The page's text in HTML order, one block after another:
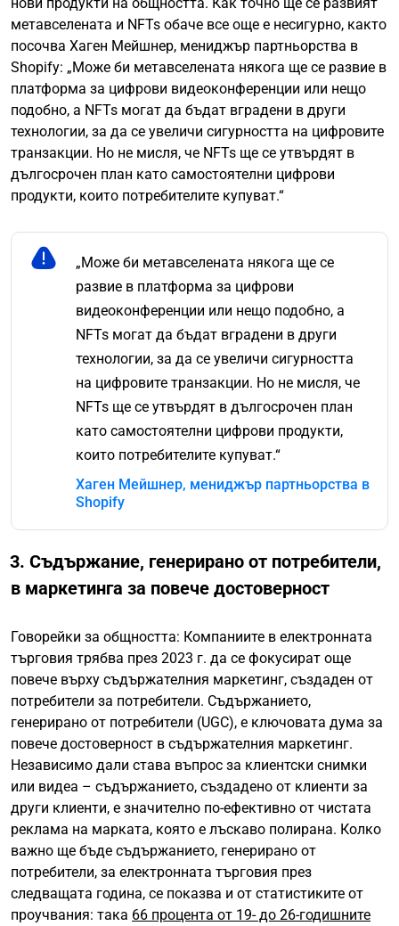
метавселената и NFTs обаче все още е несигурно, както
посочва Хаген Мейшнер, мениджър партньорства в
Shopify: „Може би метавселената някога ще се развие в
платформа за цифрови видеоконференции или нещо
подобно, а NFTs могат да бъдат вградени в други
технологии, за да се увеличи сигурността на цифровите
транзакции. Но не мисля, че NFTs ще се утвърдят в
дългосрочен план като самостоятелни цифрови
продукти, които потребителите купуват.“
„Може би метавселената някога ще се
развие в платформа за цифрови
видеоконференции или нещо подобно, а
NFTs могат да бъдат вградени в други
технологии, за да се увеличи сигурността
на цифровите транзакции. Но не мисля, че
NFTs ще се утвърдят в дългосрочен план
като самостоятелни цифрови продукти,
които потребителите купуват.“
Хаген Мейшнер, мениджър партньорства в
Shopify
3. Съдържание, генерирано от потребители,
в маркетинга за повече достоверност
Говорейки за общността: Компаниите в електронната
търговия трябва през 2023 г. да се фокусират още
повече върху съдържателния маркетинг, създаден от
потребители за потребители. Съдържанието,
генерирано от потребители (UGC), е ключовата дума за
повече достоверност в съдържателния маркетинг.
Независимо дали става въпрос за клиентски снимки
или видеа – съдържанието, създадено от клиенти за
други клиенти, е значително по-ефективно от чистата
реклама на марката, която е лъскаво полирана. Колко
важно ще бъде съдържанието, генерирано от
потребители, за електронната търговия през
следващата година, се показва и от статистиките от
проучвания: така 66 процента от 19- до 26-годишните